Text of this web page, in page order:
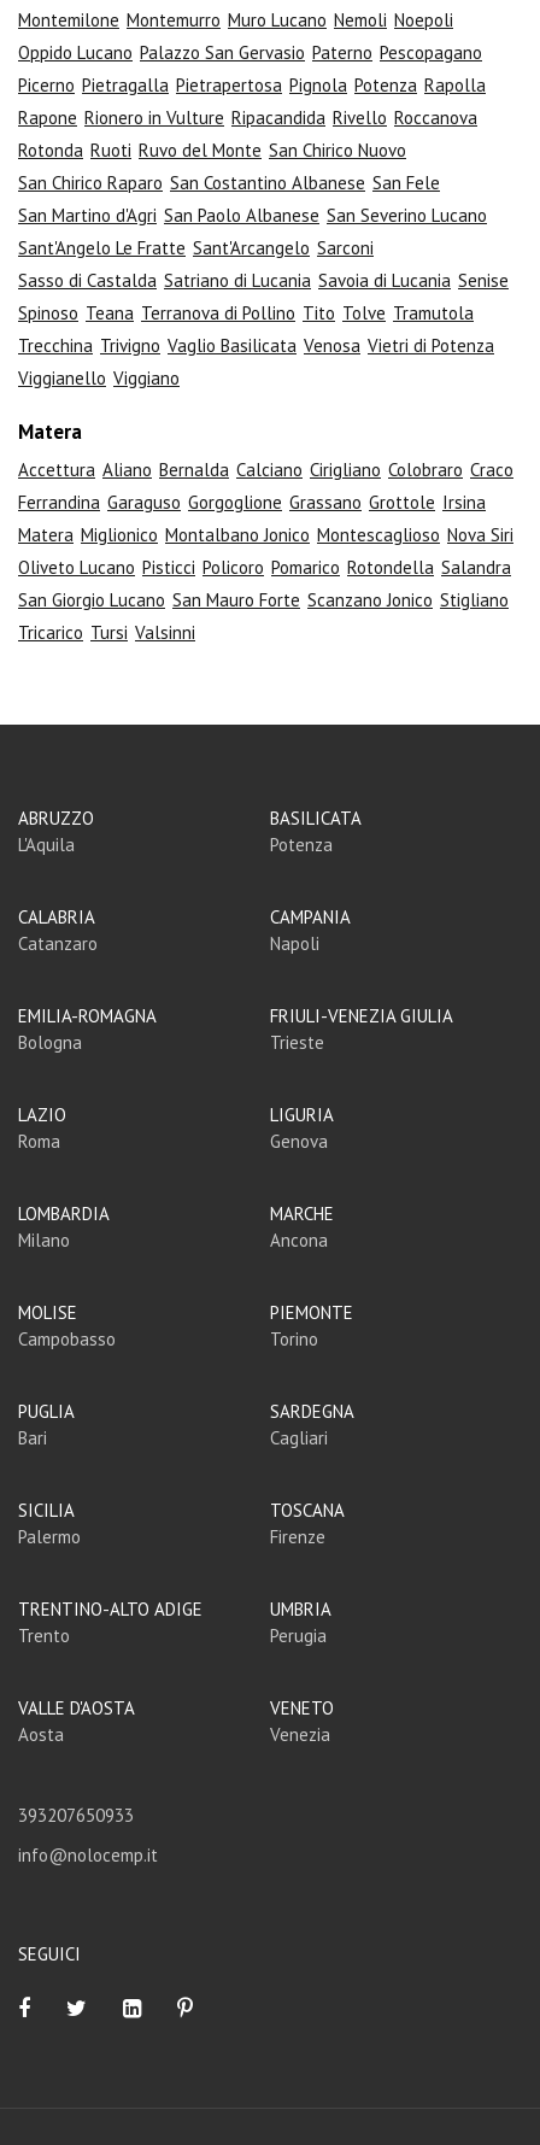
Montemilone Montemurro Muro Lucano Nemoli Noepoli
Oppido Lucano Palazzo San Gervasio Paterno Pescopagano
Picerno Pietragalla Pietrapertosa Pignola Potenza Rapolla
Rapone Rionero in Vulture Ripacandida Rivello Roccanova
Rotonda Ruoti Ruvo del Monte San Chirico Nuovo
San Chirico Raparo San Costantino Albanese San Fele
San Martino d'Agri San Paolo Albanese San Severino Lucano
Sant'Angelo Le Fratte Sant'Arcangelo Sarconi
Sasso di Castalda Satriano di Lucania Savoia di Lucania Senise
Spinoso Teana Terranova di Pollino Tito Tolve Tramutola
Trecchina Trivigno Vaglio Basilicata Venosa Vietri di Potenza
Viggianello Viggiano
Matera
Accettura Aliano Bernalda Calciano Cirigliano Colobraro Craco
Ferrandina Garaguso Gorgoglione Grassano Grottole Irsina
Matera Miglionico Montalbano Jonico Montescaglioso Nova Siri
Oliveto Lucano Pisticci Policoro Pomarico Rotondella Salandra
San Giorgio Lucano San Mauro Forte Scanzano Jonico Stigliano
Tricarico Tursi Valsinni
ABRUZZO
L'Aquila
BASILICATA
Potenza
CALABRIA
Catanzaro
CAMPANIA
Napoli
EMILIA-ROMAGNA
Bologna
FRIULI-VENEZIA GIULIA
Trieste
LAZIO
Roma
LIGURIA
Genova
LOMBARDIA
Milano
MARCHE
Ancona
MOLISE
Campobasso
PIEMONTE
Torino
PUGLIA
Bari
SARDEGNA
Cagliari
SICILIA
Palermo
TOSCANA
Firenze
TRENTINO-ALTO ADIGE
Trento
UMBRIA
Perugia
VALLE D'AOSTA
Aosta
VENETO
Venezia
393207650933
info@nolocemp.it
SEGUICI